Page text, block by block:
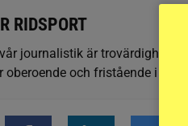
RIDSPORT
journalistik är trovärdighet
oberoende och fristående i